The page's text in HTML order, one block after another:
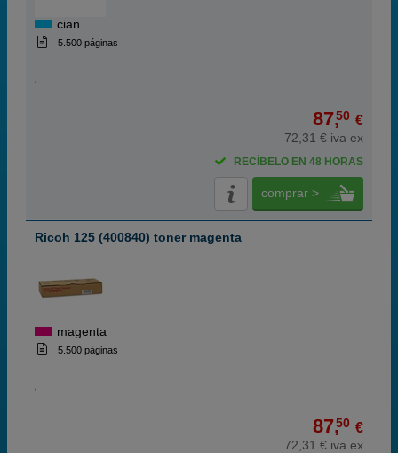
cian
5.500 páginas
87,50 €
72,31 € iva ex
RECÍBELO EN 48 HORAS
comprar >
Ricoh 125 (400840) toner magenta
magenta
5.500 páginas
87,50 €
72,31 € iva ex